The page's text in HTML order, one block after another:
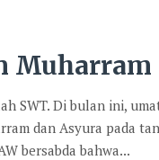
Muharram
SWT. Di bulan ini,
dan Asyura pada
bersabda bahwa...